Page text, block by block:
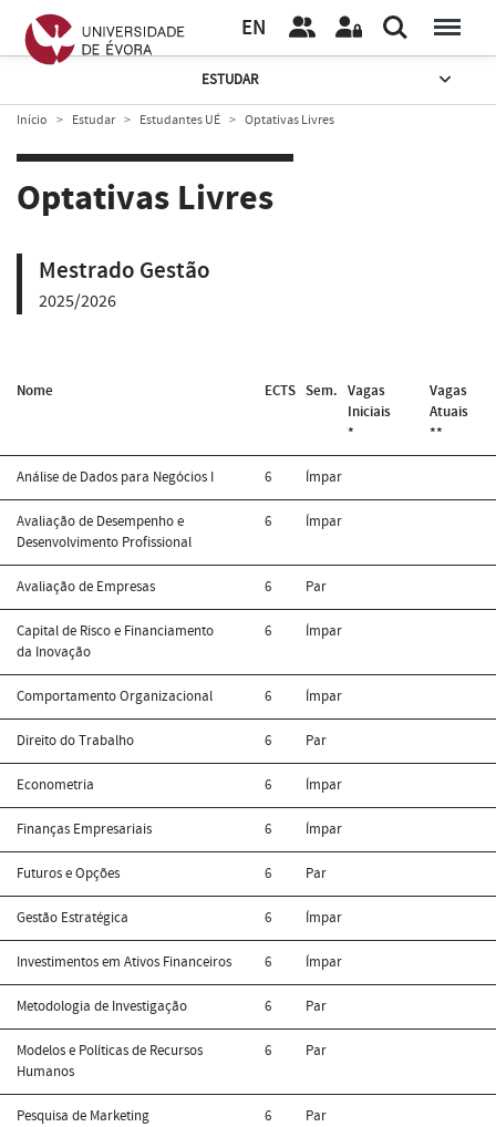
EN
ESTUDAR
Início Estudar Estudantes UÉ Optativas Livres
Optativas Livres
Mestrado Gestão
2025/2026
Nome ECTS Sem. Vagas
Iniciais
*
Vagas
Atuais
**
Análise de Dados para Negócios I 6 Ímpar
Avaliação de Desempenho e
Desenvolvimento Profissional
6 Ímpar
Avaliação de Empresas 6 Par
Capital de Risco e Financiamento
da Inovação
6 Ímpar
Comportamento Organizacional 6 Ímpar
Direito do Trabalho 6 Par
Econometria 6 Ímpar
Finanças Empresariais 6 Ímpar
Futuros e Opções 6 Par
Gestão Estratégica 6 Ímpar
Investimentos em Ativos Financeiros 6 Ímpar
Metodologia de Investigação 6 Par
Modelos e Políticas de Recursos
Humanos
6 Par
Pesquisa de Marketing 6 Par